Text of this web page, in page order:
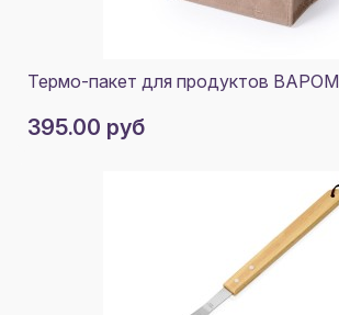
Термо-пакет для продуктов BAPOM
395.00 руб